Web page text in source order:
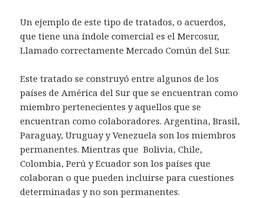
Un ejemplo de este tipo de tratados, o acuerdos,
que tiene una índole comercial es el Mercosur,
Llamado correctamente Mercado Común del Sur.
Este tratado se construyó entre algunos de los
países de América del Sur que se encuentran como
miembro pertenecientes y aquellos que se
encuentran como colaboradores. Argentina, Brasil,
Paraguay, Uruguay y Venezuela son los miembros
permanentes. Mientras que Bolivia, Chile,
Colombia, Perú y Ecuador son los países que
colaboran o que pueden incluirse para cuestiones
determinadas y no son permanentes.